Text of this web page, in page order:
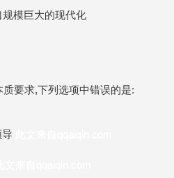
模巨大的现代化
要求,下列选项中错误的是: